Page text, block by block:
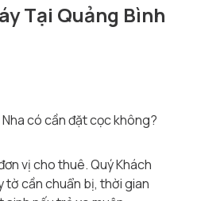
Tại Quảng Bình
có cần đặt cọc không?
vị cho thuê. Quý Khách
tờ cần chuẩn bị, thời gian